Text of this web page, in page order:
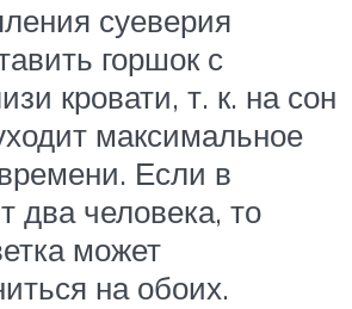
суеверия
горшок с
кровати, т. к. на сон
максимальное
Если в
два человека, то
может
на обоих.